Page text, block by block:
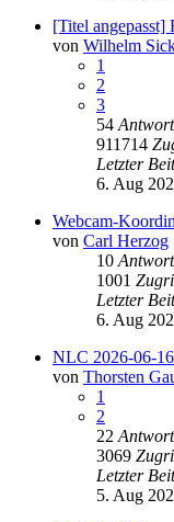
[Titel
von Wilhelm
1
2
3
54
911714
Letzter
6. Aug
Webcam-
von Carl Herzog
10
1001
Letzter
6. Aug
NLC 2026-06-
von Thorsten
1
2
22
3069
Letzter
5. Aug